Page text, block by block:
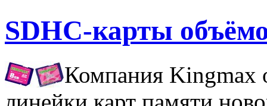
SDHC-карты
Компания Kingmax